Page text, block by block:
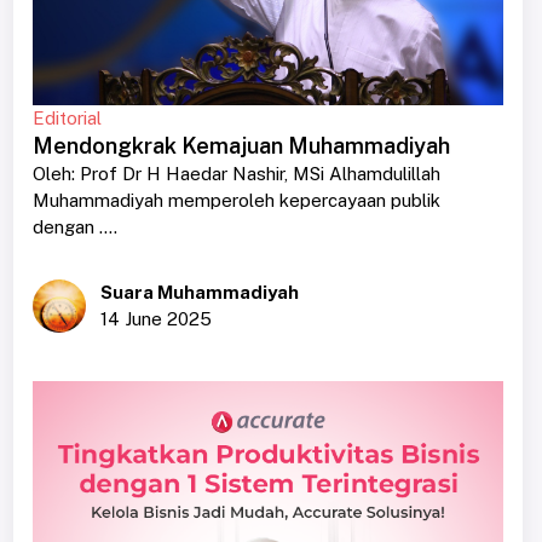
Editorial
Mendongkrak Kemajuan Muhammadiyah
Oleh: Prof Dr H Haedar Nashir, MSi Alhamdulillah
Muhammadiyah memperoleh kepercayaan publik
dengan ....
Suara Muhammadiyah
14 June 2025